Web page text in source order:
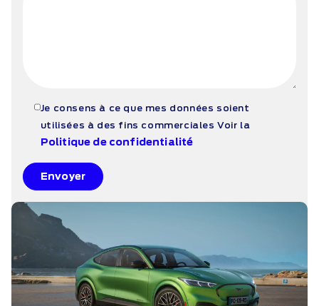
Je consens à ce que mes données soient
utilisées à des fins commerciales Voir la
Politique de confidentialité
Envoyer